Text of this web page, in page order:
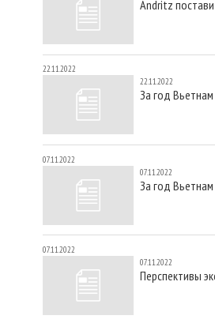
Andritz
22.11.2022
22.11.2022
За год
07.11.2022
07.11.2022
За год
07.11.2022
07.11.2022
Перспективы